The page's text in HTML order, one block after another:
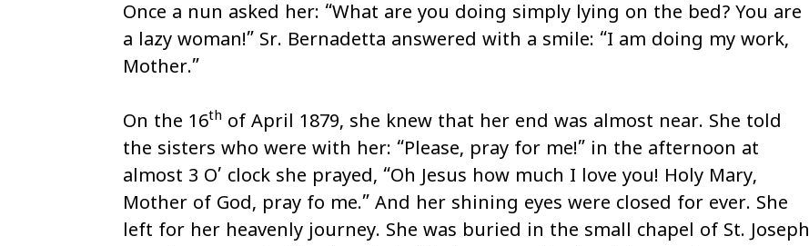
Once a nun asked her: “What are you doing simply lying on the bed? You are
a lazy woman!” Sr. Bernadetta answered with a smile: “I am doing my work,
Mother.”
On the 16th of April 1879, she knew that her end was almost near. She told
the sisters who were with her: “Please, pray for me!” in the afternoon at
almost 3 O’ clock she prayed, “Oh Jesus how much I love you! Holy Mary,
Mother of God, pray fo me.” And her shining eyes were closed for ever. She
left for her heavenly journey. She was buried in the small chapel of St. Joseph